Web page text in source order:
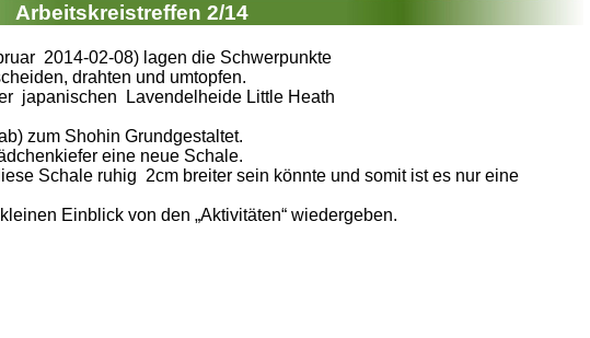
Arbeitskreistreffen 2/14
2014-02-08) lagen die Schwerpunkte
drahten und umtopfen.
japanischen Lavendelheide Little Heath
zum Shohin Grundgestaltet.
eine neue Schale.
Schale ruhig 2cm breiter sein könnte und somit ist es nur eine
Einblick von den „Aktivitäten“ wiedergeben.